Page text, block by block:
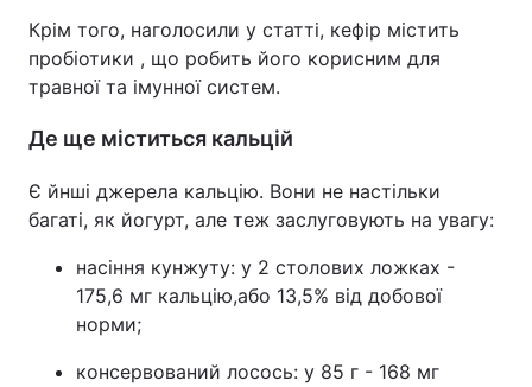
Крім того, наголосили у статті, кефір містить
пробіотики , що робить його корисним для
травної та імунної систем.
Де ще міститься кальцій
Є йнші джерела кальцію. Вони не настільки
багаті, як йогурт, але теж заслуговують на увагу:
насіння кунжуту: у 2 столових ложках -
175,6 мг кальцію,або 13,5% від добової
норми;
консервований лосось: у 85 г - 168 мг